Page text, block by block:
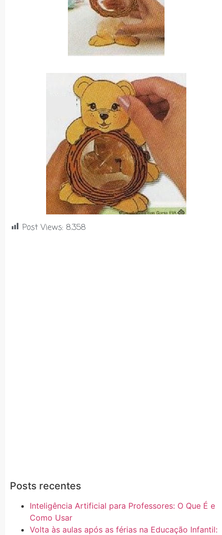
Post Views: 8.358
Posts recentes
Inteligência Artificial para Professores: O Que É e
Como Usar
Volta às aulas após as férias na Educação Infantil: